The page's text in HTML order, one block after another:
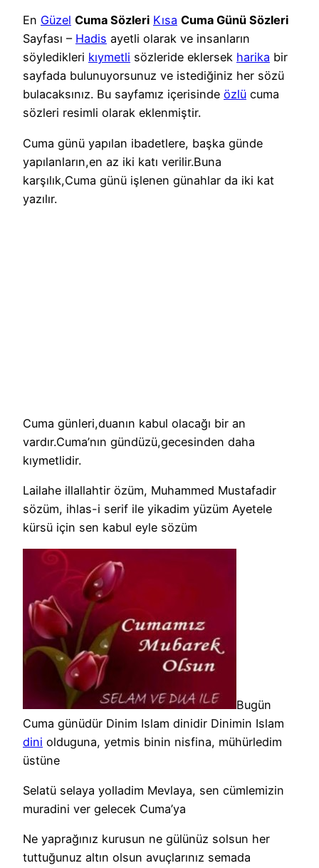
En Güzel Cuma Sözleri Kısa Cuma Günü Sözleri
Sayfası – Hadis ayetli olarak ve insanların
söyledikleri kıymetli sözleride eklersek harika bir
sayfada bulunuyorsunuz ve istediğiniz her sözü
bulacaksınız. Bu sayfamız içerisinde özlü cuma
sözleri resimli olarak eklenmiştir.
Cuma günü yapılan ibadetlere, başka günde
yapılanların,en az iki katı verilir.Buna
karşılık,Cuma günü işlenen günahlar da iki kat
yazılır.
Cuma günleri,duanın kabul olacağı bir an
vardır.Cuma’nın gündüzü,gecesinden daha
kıymetlidir.
Lailahe illallahtir özüm, Muhammed Mustafadir
sözüm, ihlas-i serif ile yikadim yüzüm Ayetele
kürsü için sen kabul eyle sözüm
Bugün
Cuma günüdür Dinim Islam dinidir Dinimin Islam
dini olduguna, yetmis binin nisfina, mühürledim
üstüne
Selatü selaya yolladim Mevlaya, sen cümlemizin
muradini ver gelecek Cuma’ya
Ne yaprağınız kurusun ne gülünüz solsun her
tuttuğunuz altın olsun avuçlarınız semada